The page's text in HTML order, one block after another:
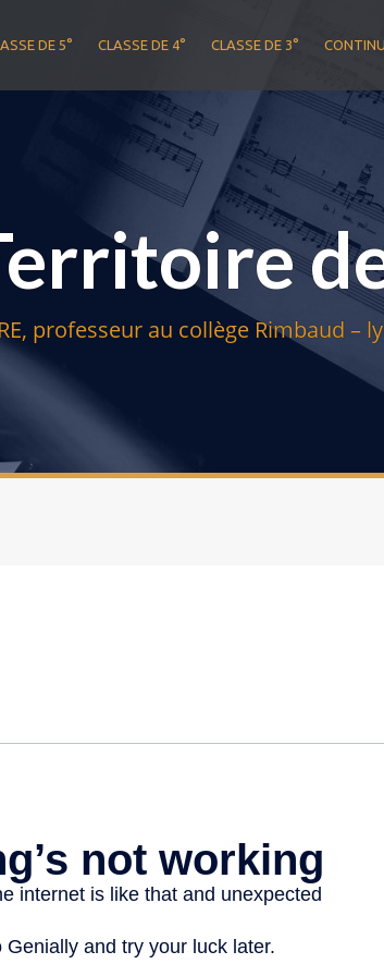
DE 5° CLASSE DE 4° CLASSE DE 3°
professeur au collège Rimbaud –